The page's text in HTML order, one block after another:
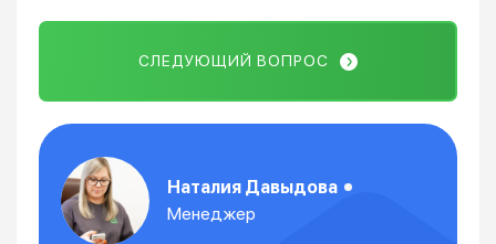
СЛЕДУЮЩИЙ ВОПРОС
Наталия Давыдова
Менеджер